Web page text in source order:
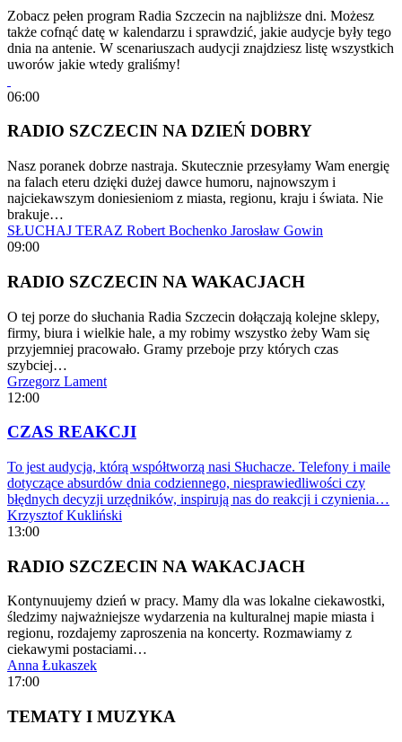
Zobacz pełen program Radia Szczecin na najbliższe dni. Możesz
także cofnąć datę w kalendarzu i sprawdzić, jakie audycje były tego
dnia na antenie. W scenariuszach audycji znajdziesz listę wszystkich
uworów jakie wtedy graliśmy!
06:00
RADIO SZCZECIN NA DZIEŃ DOBRY
Nasz poranek dobrze nastraja. Skutecznie przesyłamy Wam energię
na falach eteru dzięki dużej dawce humoru, najnowszym i
najciekawszym doniesieniom z miasta, regionu, kraju i świata. Nie
brakuje…
SŁUCHAJ TERAZ Robert Bochenko Jarosław Gowin
09:00
RADIO SZCZECIN NA WAKACJACH
O tej porze do słuchania Radia Szczecin dołączają kolejne sklepy,
firmy, biura i wielkie hale, a my robimy wszystko żeby Wam się
przyjemniej pracowało. Gramy przeboje przy których czas
szybciej…
Grzegorz Lament
12:00
CZAS REAKCJI
To jest audycja, którą współtworzą nasi Słuchacze. Telefony i maile
dotyczące absurdów dnia codziennego, niesprawiedliwości czy
błędnych decyzji urzędników, inspirują nas do reakcji i czynienia…
Krzysztof Kukliński
13:00
RADIO SZCZECIN NA WAKACJACH
Kontynuujemy dzień w pracy. Mamy dla was lokalne ciekawostki,
śledzimy najważniejsze wydarzenia na kulturalnej mapie miasta i
regionu, rozdajemy zaproszenia na koncerty. Rozmawiamy z
ciekawymi postaciami…
Anna Łukaszek
17:00
TEMATY I MUZYKA